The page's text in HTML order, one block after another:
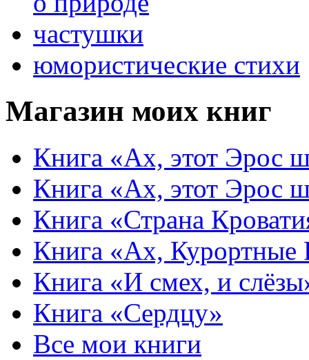
частушки
юмористические стихи
Магазин моих книг
Книга «Ах, этот Эрос
Книга «Ах, этот Эрос
Книга «Страна
Книга «Ах,
Книга «И смех, и
Книга «Сердцу»
Все мои книги